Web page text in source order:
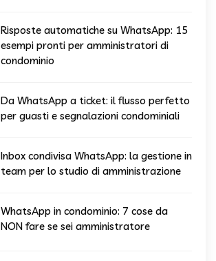
Risposte automatiche su WhatsApp: 15
esempi pronti per amministratori di
condominio
Da WhatsApp a ticket: il flusso perfetto
per guasti e segnalazioni condominiali
Inbox condivisa WhatsApp: la gestione in
team per lo studio di amministrazione
WhatsApp in condominio: 7 cose da
NON fare se sei amministratore